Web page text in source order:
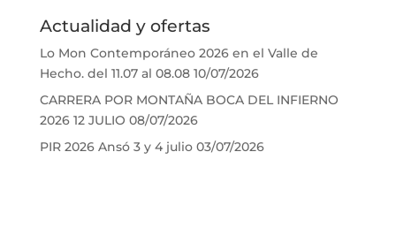
Actualidad y ofertas
Lo Mon Contemporáneo 2026 en el Valle de
Hecho. del 11.07 al 08.08 10/07/2026
CARRERA POR MONTAÑA BOCA DEL INFIERNO
2026 12 JULIO 08/07/2026
PIR 2026 Ansó 3 y 4 julio 03/07/2026